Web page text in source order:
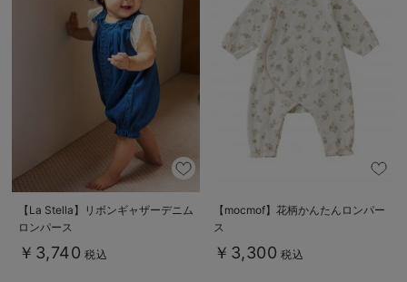
【La Stella】リボンギャザーデニム
ロンパース
￥3,740 税込
【mocmof】花柄かんたんロンパー
ス
￥3,300 税込